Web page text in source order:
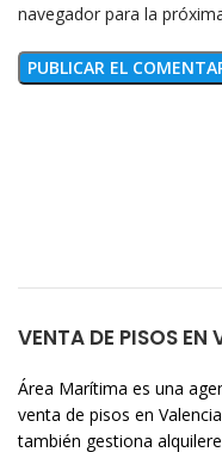
navegador para la
VENTA DE PISOS EN
Área Marítima es una
venta de pisos en
también gestiona